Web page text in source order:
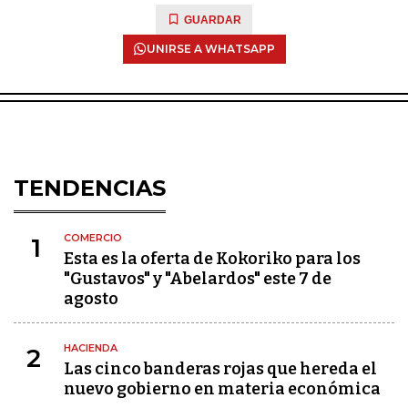
GUARDAR
UNIRSE A WHATSAPP
TENDENCIAS
1 COMERCIO
Esta es la oferta de Kokoriko para los
"Gustavos" y "Abelardos" este 7 de
agosto
2 HACIENDA
Las cinco banderas rojas que hereda el
nuevo gobierno en materia económica